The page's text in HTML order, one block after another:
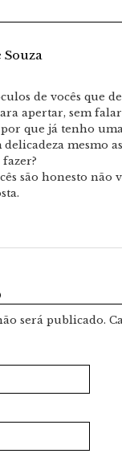
Souza
de vocês que
apertar, sem
que já tenho
mesmo
são honesto
será publicado.